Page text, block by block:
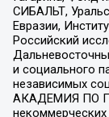
СИБАЛЬТ,
Евразии,
Российский
и социального
независимых
АКАДЕМИЯ ПО